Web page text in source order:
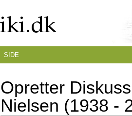
Opretter
Nielsen (1938 -
SIDE